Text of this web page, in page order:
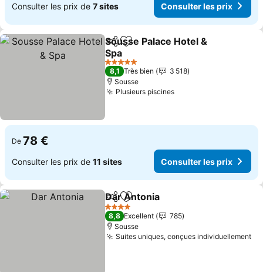
Consulter les prix de 7 sites Consulter les prix
PartagerAjouter à mes favoris
Sousse Palace Hotel &
Spa
Consulter les prix
5 Étoiles
8,1 Très bien
3 518
Sousse
Plusieurs piscinesConsulter les prix
De 78 €
Consulter les prix de 11 sites Consulter les prix
PartagerAjouter à mes favoris
Dar Antonia
4 Étoiles
8,8 Excellent
785
Sousse
Suites uniques, conçues individuellement